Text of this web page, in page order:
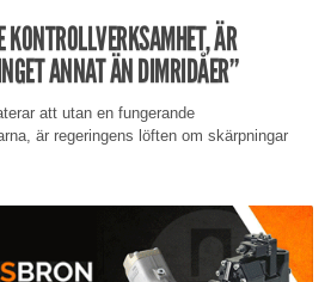
ÄR
ANNAT ÄN DIMRIDÅER”
att utan en fungerande
är regeringens löften om skärpningar